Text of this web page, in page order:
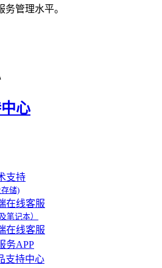
务管理水平。
心
支持
储)
在线客服
笔记本）
在线客服
务APP
支持中心